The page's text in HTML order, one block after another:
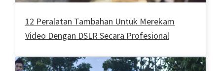
12 Peralatan Tambahan Untuk Merekam
Video Dengan DSLR Secara Profesional